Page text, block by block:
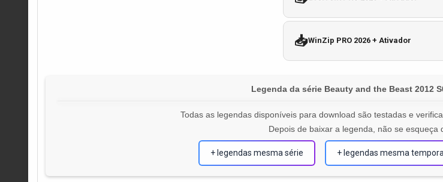
📥WinZip PRO 2026 + Ativador
Legenda da série Beauty and the Beast 2012
Todas as legendas disponíveis para download são testadas e
Depois de baixar a legenda, não se esqueça
+ legendas mesma série + legendas mesma